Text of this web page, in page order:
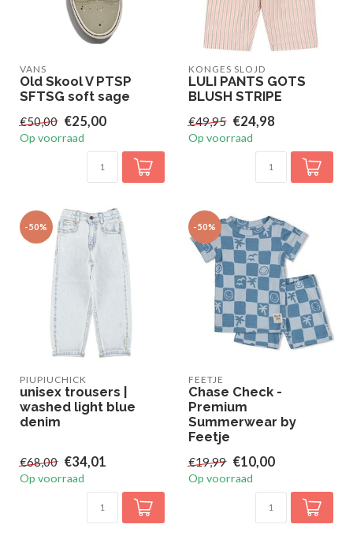
VANS
Old Skool V PTSP
SFTSG soft sage
€50,00 €25,00
Op voorraad
KONGES SLOJD
LULI PANTS GOTS
BLUSH STRIPE
€49,95 €24,98
Op voorraad
-50%
PIUPIUCHICK
unisex trousers |
washed light blue
denim
€68,00 €34,01
Op voorraad
-50%
FEETJE
Chase Check -
Premium
Summerwear by
Feetje
€19,99 €10,00
Op voorraad